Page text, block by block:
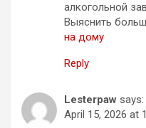
алкогольной
Выяснить
на дому
Reply
Lesterpaw says:
April 15, 2026 at